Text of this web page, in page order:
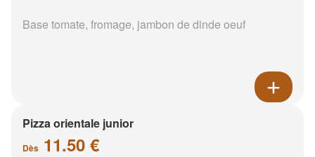
Base tomate, fromage, jambon de dinde oeuf
Pizza orientale junior
Dès 11.50 €